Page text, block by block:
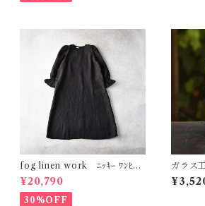
fog linen work ﾆｯｷｰ ﾜﾝﾋﾟｰ
ｽ (ﾌﾞﾗｯｸ) LWC014
¥20,790
30%OFF
ガラス
ラー・S